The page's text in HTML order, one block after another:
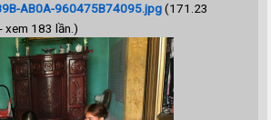
AB0A-960475B74095.jpg(171.23
xem 183 lần.)